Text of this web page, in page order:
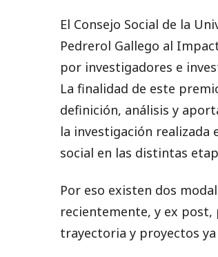
El Consejo Social de la
Pedrerol Gallego al
por investigadores e
La finalidad de este
definición, análisis y
la investigación realizada
social en las distintas
Por eso existen dos
recientemente, y ex post,
trayectoria y proyectos